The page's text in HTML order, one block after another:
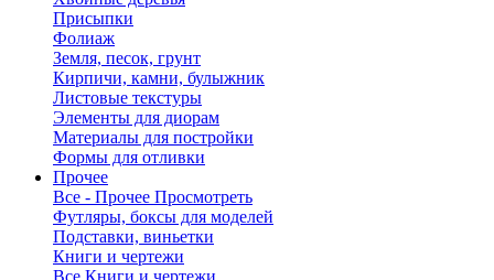
Присыпки
Фолиаж
Земля, песок, грунт
Кирпичи, камни, булыжник
Листовые текстуры
Элементы для диорам
Материалы для постройки
Формы для отливки
Прочее
Все - Прочее Просмотреть
Футляры, боксы для моделей
Подставки, виньетки
Книги и чертежи
Все Книги и чертежи